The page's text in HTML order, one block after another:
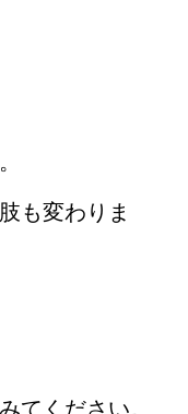
も変わりま
てください。